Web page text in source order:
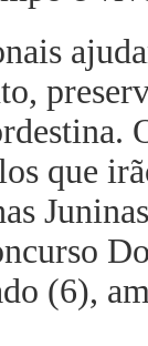
que
(6),